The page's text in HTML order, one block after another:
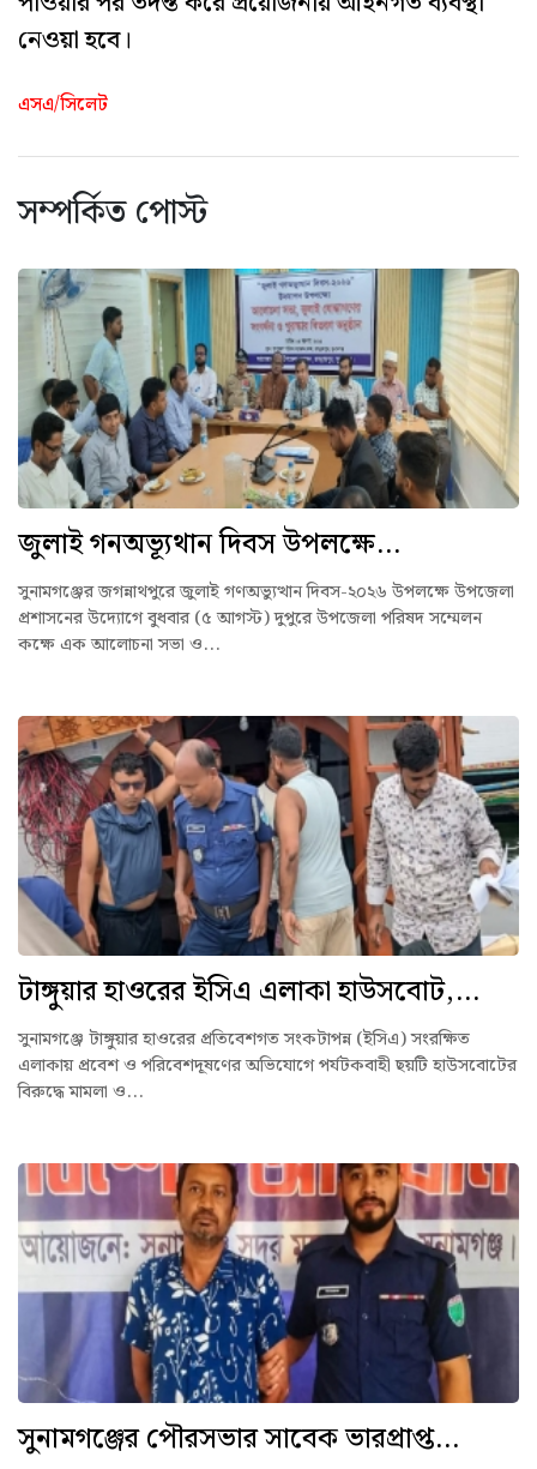
নেওয়া হবে।
এসএ/সিলেট
সম্পর্কিত পোস্ট
জুলাই গনঅভ্যূথান দিবস উপলক্ষে...
সুনামগঞ্জের জগন্নাথপুরে জুলাই গণঅভ্যুত্থান দিবস-২০২৬ উপলক্ষে উপজেলা
প্রশাসনের উদ্যোগে বুধবার (৫ আগস্ট) দুপুরে উপজেলা পরিষদ সম্মেলন
কক্ষে এক আলোচনা সভা ও...
টাঙ্গুয়ার হাওরের ইসিএ এলাকা হাউসবোট,...
সুনামগঞ্জে টাঙ্গুয়ার হাওরের প্রতিবেশগত সংকটাপন্ন (ইসিএ) সংরক্ষিত
এলাকায় প্রবেশ ও পরিবেশদূষণের অভিযোগে পর্যটকবাহী ছয়টি হাউসবোটের
বিরুদ্ধে মামলা ও...
সুনামগঞ্জের পৌরসভার সাবেক ভারপ্রাপ্ত...